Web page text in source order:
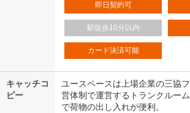
即日契約可
駅徒歩10分以内
カード決済可能
キャッチコ
ピー
ユースペースは上場企業の三協
営体制で運営するトランクルー
で荷物の出し入れが便利。